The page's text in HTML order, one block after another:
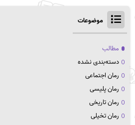
موضوعات
مطالب
دسته‌بندی نشده
رمان اجتماعی
رمان پلیسی
رمان تاریخی
رمان تخیلی